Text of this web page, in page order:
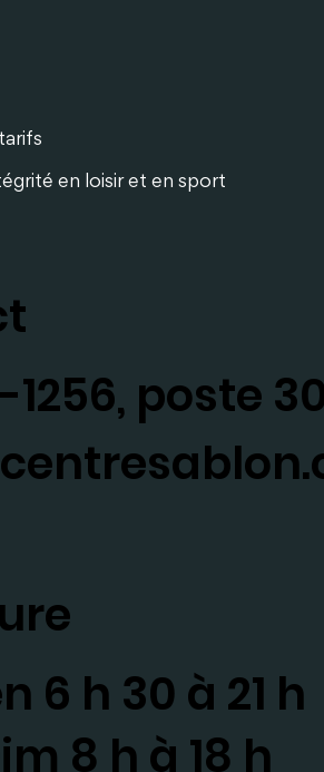
en loisir et en sport
1256, poste
6 h 30 à 21 h
8 h à 18 h